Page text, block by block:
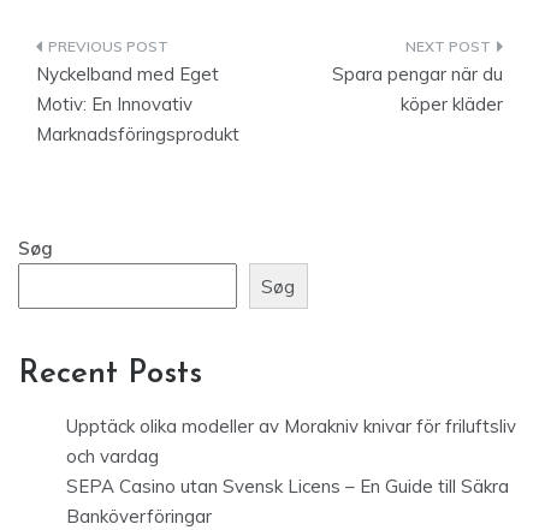
Indlægsnavigation
Nyckelband med Eget
Motiv: En Innovativ
Marknadsföringsprodukt
Spara pengar när du
köper kläder
Søg
Søg
Recent Posts
Upptäck olika modeller av Morakniv knivar för friluftsliv
och vardag
SEPA Casino utan Svensk Licens – En Guide till Säkra
Banköverföringar